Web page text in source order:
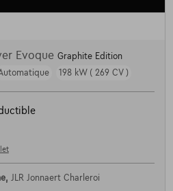
Evoque Graphite Edition
198 kW ( 269 CV )
JLR Jonnaert Charleroi